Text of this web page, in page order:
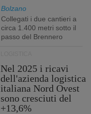
Bolzano
Collegati i due cantieri a
circa 1.400 metri sotto il
passo del Brennero
Nel 2025 i ricavi
dell'azienda logistica
italiana Nord Ovest
sono cresciuti del
+13,6%